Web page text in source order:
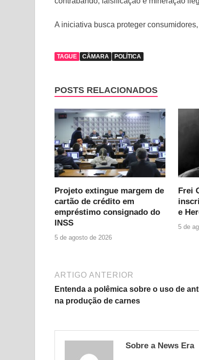
A iniciativa busca proteger
TAGUE CÂMARA POLÍTICA
POSTS RELACIONADOS
Projeto extingue margem de
cartão de crédito em
empréstimo consignado do
INSS
5 de agosto de 2026
Frei
e
5 de
ARTIGO ANTERIOR
Entenda a polêmica sobre o uso de
na produção de carnes
Sobre a News Era